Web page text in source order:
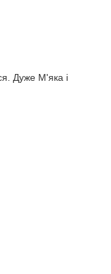
Дуже М'яка і